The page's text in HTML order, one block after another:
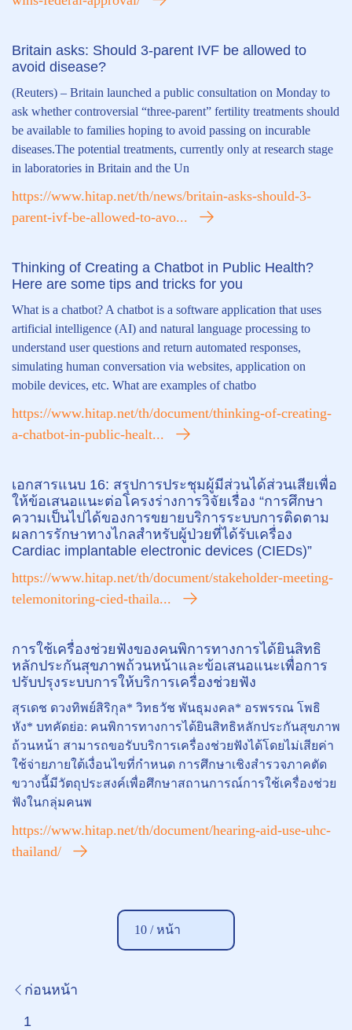
Britain asks: Should 3-parent IVF be allowed to
avoid disease?
(Reuters) – Britain launched a public consultation on Monday to
ask whether controversial “three-parent” fertility treatments should
be available to families hoping to avoid passing on incurable
diseases.The potential treatments, currently only at research stage
in laboratories in Britain and the Un
https://www.hitap.net/th/news/britain-asks-should-3-
parent-ivf-be-allowed-to-avo...
Thinking of Creating a Chatbot in Public Health?
Here are some tips and tricks for you
What is a chatbot? A chatbot is a software application that uses
artificial intelligence (AI) and natural language processing to
understand user questions and return automated responses,
simulating human conversation via websites, application on
mobile devices, etc. What are examples of chatbo
https://www.hitap.net/th/document/thinking-of-creating-
a-chatbot-in-public-healt...
เอกสารแนบ 16: สรุปการประชุมผู้มีส่วนได้ส่วนเสียเพื่อ
ให้ข้อเสนอแนะต่อโครงร่างการวิจัยเรื่อง “การศึกษา
ความเป็นไปได้ของการขยายบริการระบบการติดตาม
ผลการรักษาทางไกลสำหรับผู้ป่วยที่ได้รับเครื่อง
Cardiac implantable electronic devices (CIEDs)”
https://www.hitap.net/th/document/stakeholder-meeting-
telemonitoring-cied-thaila...
การใช้เครื่องช่วยฟังของคนพิการทางการได้ยินสิทธิ
หลักประกันสุขภาพถ้วนหน้าและข้อเสนอแนะเพื่อการ
ปรับปรุงระบบการให้บริการเครื่องช่วยฟัง
สุรเดช ดวงทิพย์สิริกุล* วิทธวัช พันธุมงคล* อรพรรณ โพธิ
หัง* บทคัดย่อ: คนพิการทางการได้ยินสิทธิหลักประกันสุขภาพ
ถ้วนหน้า สามารถขอรับบริการเครื่องช่วยฟังได้โดยไม่เสียค่า
ใช้จ่ายภายใต้เงื่อนไขที่กำหนด การศึกษาเชิงสำรวจภาคตัด
ขวางนี้มีวัตถุประสงค์เพื่อศึกษาสถานการณ์การใช้เครื่องช่วย
ฟังในกลุ่มคนพ
https://www.hitap.net/th/document/hearing-aid-use-uhc-
thailand/
10 / หน้า
ก่อนหน้า
1